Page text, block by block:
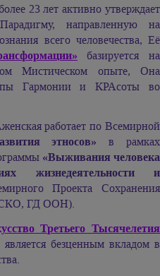
23 лет активно утверждает
направленную на
всего человечества, Её
базируется на
Мистическом опыте, Она
Гармонии и КРАсоты во
работает по Всемирной
этносов» в рамках
«Выживания человека
жизнедеятельности и
Проекта Сохранения
ГД ООН).
Третьего Тысячелетия
является безценным вкладом в